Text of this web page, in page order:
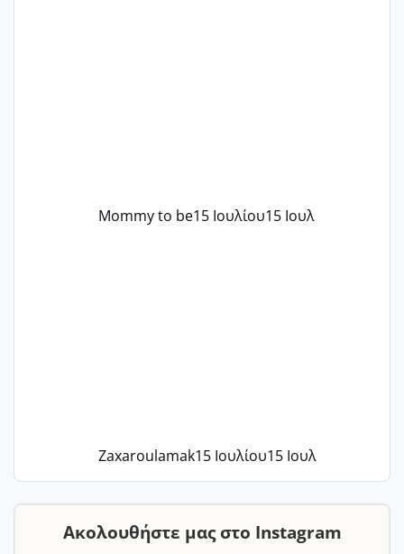
Mommy to be15 Ιουλίου15 Ιουλ
Zaxaroulamak15 Ιουλίου15 Ιουλ
Ακολουθήστε μας στο Instagram